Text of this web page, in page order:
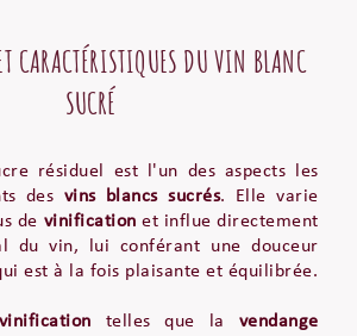
CARACTÉRISTIQUES DU VIN BLANC
SUCRÉ
résiduel est l'un des aspects les
des vins blancs sucrés. Elle varie
de vinification et influe directement
du vin, lui conférant une douceur
est à la fois plaisante et équilibrée.
vinification telles que la vendange